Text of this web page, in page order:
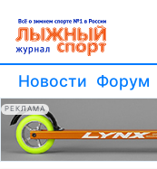
Новости Форум
РЕКЛАМА